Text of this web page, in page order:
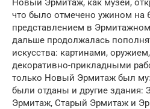
Новый Эрмитаж, как музей,
что было отмечено ужином на
представлением в
дальше продолжалась
искусства: картинами,
декоративно-прикладными
только Новый Эрмитаж был
были отданы и другие
Эрмитаж, Старый Эрмитаж и